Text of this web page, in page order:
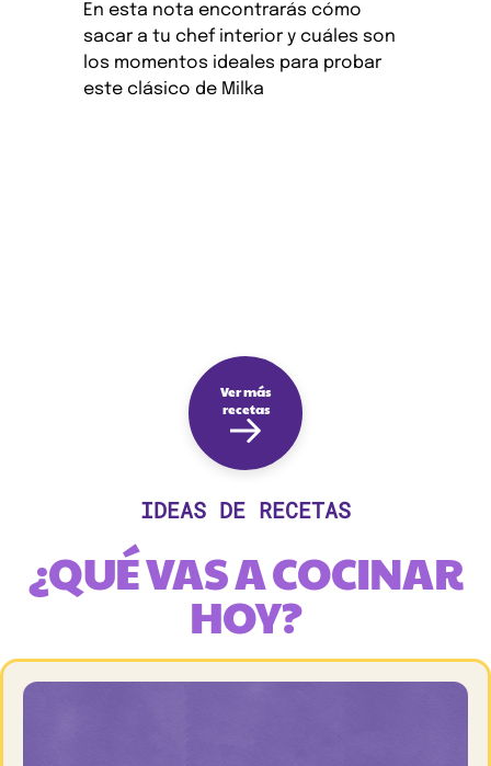
En esta nota encontrarás cómo
sacar a tu chef interior y cuáles son
los momentos ideales para probar
este clásico de Milka
IDEAS DE RECETAS
¿QUÉ VAS A COCINAR
HOY?
Ver más
recetas